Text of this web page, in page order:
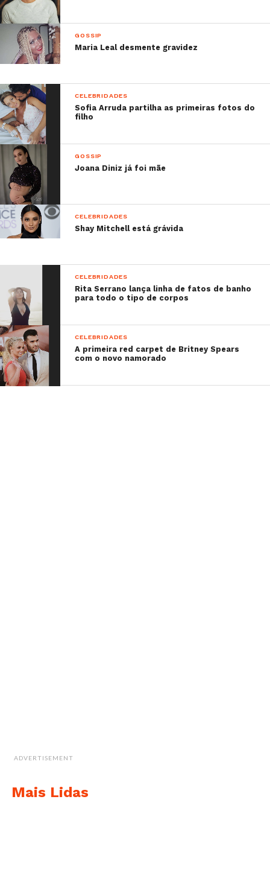
GOSSIP
Maria Leal desmente gravidez
CELEBRIDADES
Sofia Arruda partilha as primeiras fotos do
filho
GOSSIP
Joana Diniz já foi mãe
CELEBRIDADES
Shay Mitchell está grávida
CELEBRIDADES
Rita Serrano lança linha de fatos de banho
para todo o tipo de corpos
CELEBRIDADES
A primeira red carpet de Britney Spears
com o novo namorado
ADVERTISEMENT
Mais Lidas